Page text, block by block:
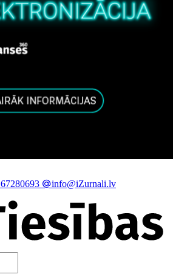
67280693
info@iZurnali.lv